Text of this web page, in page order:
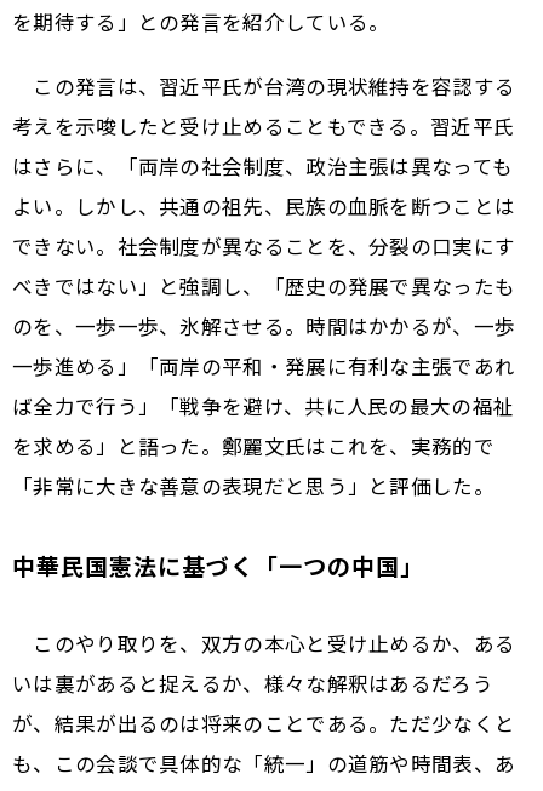
を期待する」との発言を紹介している。
この発言は、習近平氏が台湾の現状維持を容認する
考えを示唆したと受け止めることもできる。習近平氏
はさらに、「両岸の社会制度、政治主張は異なっても
よい。しかし、共通の祖先、民族の血脈を断つことは
できない。社会制度が異なることを、分裂の口実にす
べきではない」と強調し、「歴史の発展で異なったも
のを、一歩一歩、氷解させる。時間はかかるが、一歩
一歩進める」「両岸の平和・発展に有利な主張であれ
ば全力で行う」「戦争を避け、共に人民の最大の福祉
を求める」と語った。鄭麗文氏はこれを、実務的で
「非常に大きな善意の表現だと思う」と評価した。
中華民国憲法に基づく「一つの中国」
このやり取りを、双方の本心と受け止めるか、ある
いは裏があると捉えるか、様々な解釈はあるだろう
が、結果が出るのは将来のことである。ただ少なくと
も、この会談で具体的な「統一」の道筋や時間表、あ